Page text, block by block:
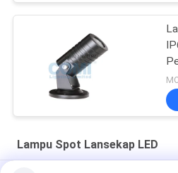
Lampu Spot Lansekap LED